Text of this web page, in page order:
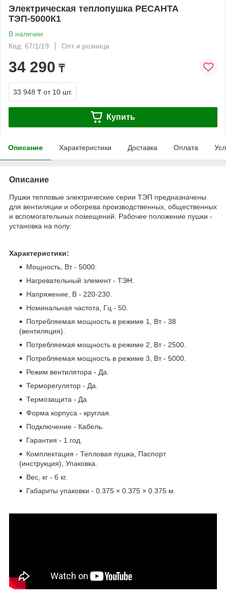
Электрическая теплопушка РЕСАНТА
ТЭП-5000К1
В наличии
Код: 67/1/19
Опт и розница
34 290 ₸
33 948 ₸ от 10 шт.
Купить
Описание Характеристики Доставка Оплата
Описание
Пушки тепловые электрические серии ТЭП предназначены
для вентиляции и обогрева производственных, общественных
и вспомогательных помещений. Рабочее положение пушки -
установка на полу.
Характеристики:
Мощность, Вт - 5000.
Нагревательный элемент - ТЭН.
Напряжение, В - 220-230.
Номинальная частота, Гц - 50.
Потребляемая мощность в режиме 1, Вт - 38
(вентиляция).
Потребляемая мощность в режиме 2, Вт - 2500.
Потребляемая мощность в режиме 3, Вт - 5000.
Режим вентилятора - Да.
Терморегулятор - Да.
Термозащита - Да.
Форма корпуса - круглая.
Подключение - Кабель.
Гарантия - 1 год.
Комплектация - Тепловая пушка, Паспорт
(инструкция), Упаковка.
Вес, кг - 6 кг.
Габариты упаковки - 0.375 × 0.375 × 0.375 м.